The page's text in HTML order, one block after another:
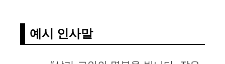
예시 인사말